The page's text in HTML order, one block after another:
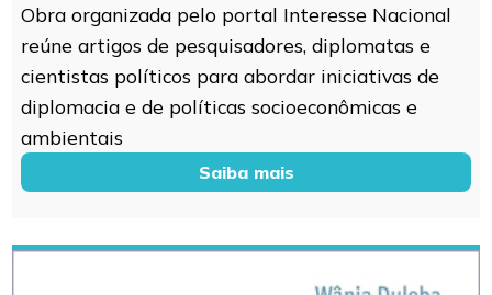
Obra organizada pelo portal Interesse Nacional
reúne artigos de pesquisadores, diplomatas e
cientistas políticos para abordar iniciativas de
diplomacia e de políticas socioeconômicas e
ambientais
Saiba mais